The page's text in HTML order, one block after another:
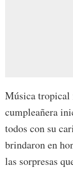
Música tropical
cumpleañera
todos con su
brindaron en
las sorpresas